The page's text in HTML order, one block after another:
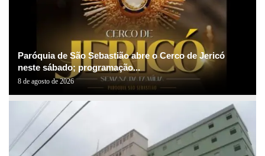
Paróquia de São Sebastião abre o Cerco de Jericó
neste sábado; programação...
8 de agosto de 2026